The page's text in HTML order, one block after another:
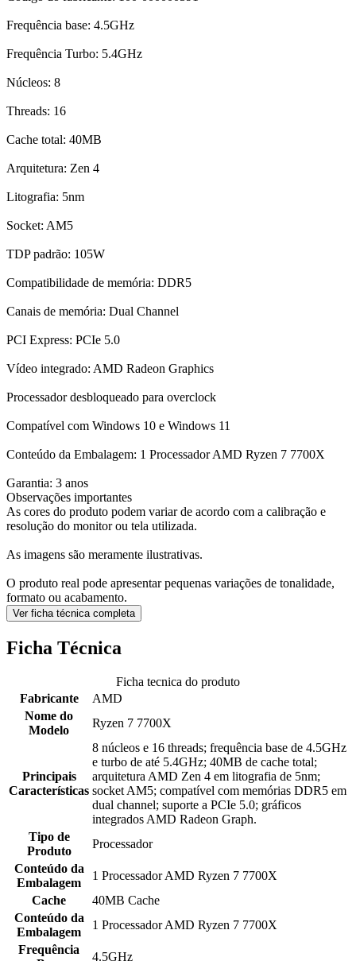
Frequência base: 4.5GHz
Frequência Turbo: 5.4GHz
Núcleos: 8
Threads: 16
Cache total: 40MB
Arquitetura: Zen 4
Litografia: 5nm
Socket: AM5
TDP padrão: 105W
Compatibilidade de memória: DDR5
Canais de memória: Dual Channel
PCI Express: PCIe 5.0
Vídeo integrado: AMD Radeon Graphics
Processador desbloqueado para overclock
Compatível com Windows 10 e Windows 11
Conteúdo da Embalagem: 1 Processador AMD Ryzen 7 7700X
Garantia: 3 anos
Observações importantes
As cores do produto podem variar de acordo com a calibração e
resolução do monitor ou tela utilizada.
As imagens são meramente ilustrativas.
O produto real pode apresentar pequenas variações de tonalidade,
formato ou acabamento.
Ver ficha técnica completa
Ficha Técnica
Ficha tecnica do produto
Fabricante
AMD
Nome do
Modelo
Ryzen 7 7700X
Principais
Características
8 núcleos e 16 threads; frequência base de 4.5GHz
e turbo de até 5.4GHz; 40MB de cache total;
arquitetura AMD Zen 4 em litografia de 5nm;
socket AM5; compatível com memórias DDR5 em
dual channel; suporte a PCIe 5.0; gráficos
integrados AMD Radeon Graph.
Tipo de
Produto
Processador
Conteúdo da
Embalagem
1 Processador AMD Ryzen 7 7700X
Cache
40MB Cache
Conteúdo da
Embalagem
1 Processador AMD Ryzen 7 7700X
Frequência
4.5GHz